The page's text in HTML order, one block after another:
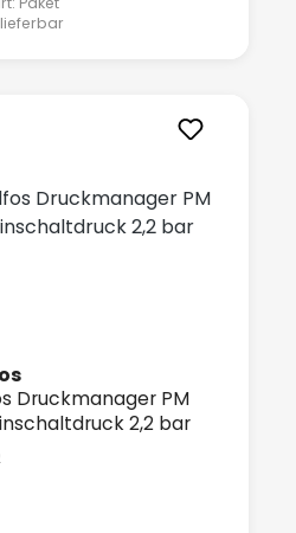
lieferbar
Druckmanager PM
2,2 bar